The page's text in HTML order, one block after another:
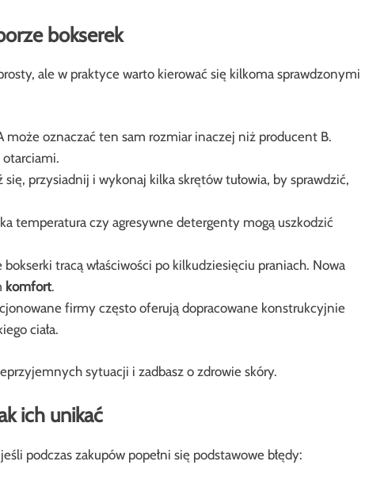
bokserek
ale w praktyce warto kierować się kilkoma sprawdzonymi
oznaczać ten sam rozmiar inaczej niż producent B.
przysiadnij i wykonaj kilka skrętów tułowia, by sprawdzić,
temperatura czy agresywne detergenty mogą uszkodzić
tracą właściwości po kilkudziesięciu praniach. Nowa
komfort.
firmy często oferują dopracowane konstrukcyjnie
ciała.
sytuacji i zadbasz o zdrowie skóry.
ich unikać
podczas zakupów popełni się podstawowe błędy: